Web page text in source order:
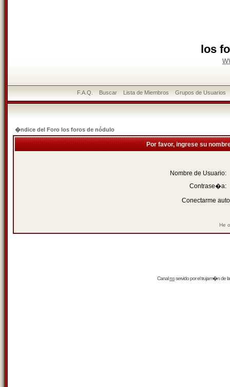
los
F.A.Q. Buscar Lista de Miembros Grupos de Usuarios
�ndice del Foro los foros de nódulo
Por favor, ingrese su
Nombre de Usuario:
Contrase�a:
Conectarme
He
Canalrssservido por eltrujam�nde